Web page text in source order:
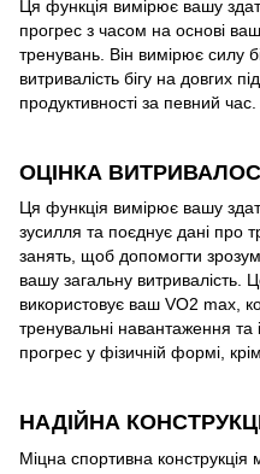
Ця функція вимірює вашу
прогрес з часом на основі
тренувань. Він вимірює силу
витривалість бігу на довгих
продуктивності за певний час.
ОЦІНКА
Ця функція вимірює вашу
зусилля та поєднує дані про
занять, щоб допомогти
вашу загальну витривалість.
використовує ваш VO2 max,
тренувальні навантаження
прогрес у фізичній формі,
НАДІЙНА
Міцна спортивна